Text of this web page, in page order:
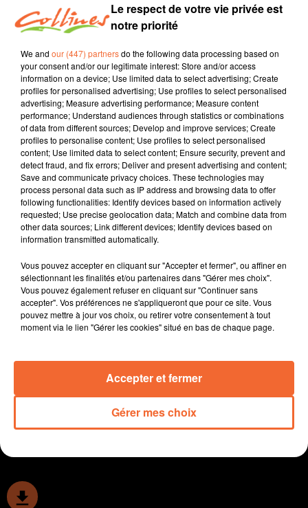
JOURNAL DU VENDREDI 19 MARS ( SOIR )
Patrice Bémanangy
L'info près de chez vous
Présenté par Patrice Bémanangy
Des techniciens forestiers se mobiliseront demain pour
faire entendre la souffrance d'un secteur qui perd des
emplois année après année. Une action symbolique
sera notamment menée à Niort.
Le réseau des transports de l'Agglo 2B offre des
nouveautés cette année comme la possibilité
d'acquérir son ticket via un smartphone.
A Argentonnay, l'association La Citoyenne propose un
grand ménage de printemps sous forme de jeu de piste
ce dimanche.
Un nouveau visage à la tête de l’office de tourisme,
Maison du Thouarsais. Homme d'expérice dans le
Les Chamois ont chuté dans le championnat de Ligue
2 et ils devront faire un gros match demain soir avec la
réception de Toulouse.
0:00 13 min 56 sec
Le respect de votre vie privée est
notre priorité
We and our (447) partnersdo the following data processing based on
your consent and/or our legitimate interest: Store and/or access
information on a device; Use limited data to select advertising; Create
profiles for personalised advertising; Use profiles to select personalised
advertising; Measure advertising performance; Measure content
performance; Understand audiences through statistics or combinations
of data from different sources; Develop and improve services; Create
profiles to personalise content; Use profiles to select personalised
content; Use limited data to select content; Ensure security, prevent and
detect fraud, and fix errors; Deliver and present advertising and content;
Save and communicate privacy choices. These technologies may
process personal data such as IP address and browsing data to offer
following functionalities: Identify devices based on information actively
requested; Use precise geolocation data; Match and combine data from
other data sources; Link different devices; Identify devices based on
information transmitted automatically.
Vous pouvez accepter en cliquant sur "Accepter et fermer", ou affiner en
sélectionnant les finalités et/ou partenaires dans "Gérer mes choix".
Vous pouvez également refuser en cliquant sur "Continuer sans
accepter". Vos préférences ne s'appliqueront que pour ce site. Vous
pouvez mettre à jour vos choix, ou retirer votre consentement à tout
moment via le lien "Gérer les cookies" situé en bas de chaque page.
Gérer mes choix
Accepter et fermer